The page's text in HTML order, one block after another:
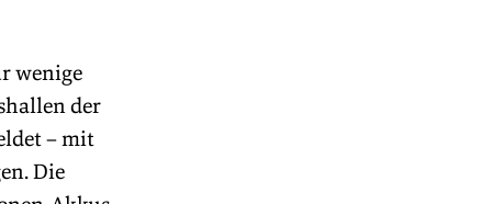
wenige
der
– mit
Die